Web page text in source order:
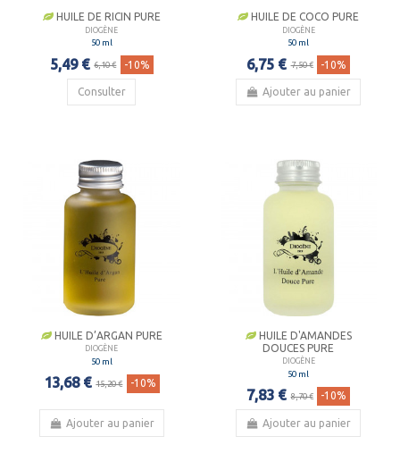
HUILE DE RICIN PURE
DIOGÈNE
50 ml
5,49 € 6,10 € -10%
Consulter
HUILE DE COCO PURE
DIOGÈNE
50 ml
6,75 € 7,50 € -10%
Ajouter au panier
HUILE D’ARGAN PURE
DIOGÈNE
50 ml
13,68 € 15,20 € -10%
Ajouter au panier
HUILE D'AMANDES
DOUCES PURE
DIOGÈNE
50 ml
7,83 € 8,70 € -10%
Ajouter au panier